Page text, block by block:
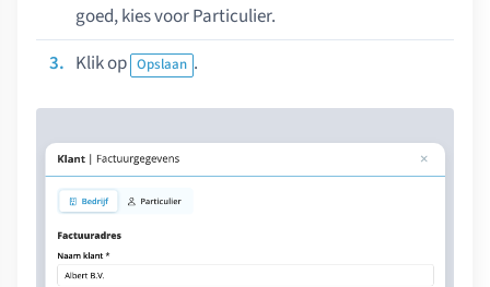
goed, kies voor Particulier.
Klik op Opslaan .